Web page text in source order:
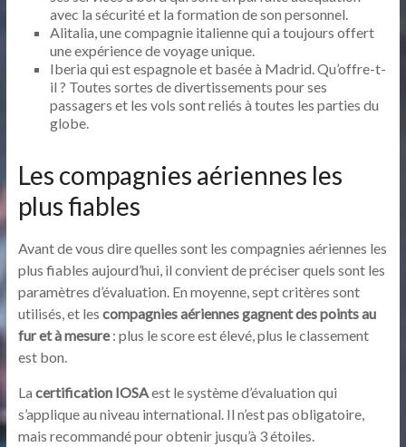
avec la sécurité et la formation de son personnel.
Alitalia, une compagnie italienne qui a toujours offert
une expérience de voyage unique.
Iberia qui est espagnole et basée à Madrid. Qu’offre-t-
il ? Toutes sortes de divertissements pour ses
passagers et les vols sont reliés à toutes les parties du
globe.
Les compagnies aériennes les
plus fiables
Avant de vous dire quelles sont les compagnies aériennes les
plus fiables aujourd’hui, il convient de préciser quels sont les
paramètres d’évaluation. En moyenne, sept critères sont
utilisés, et les compagnies aériennes gagnent des points au
fur et à mesure: plus le score est élevé, plus le classement
est bon.
La certification IOSAest le système d’évaluation qui
s’applique au niveau international. Il n’est pas obligatoire,
mais recommandé pour obtenir jusqu’à 3 étoiles.